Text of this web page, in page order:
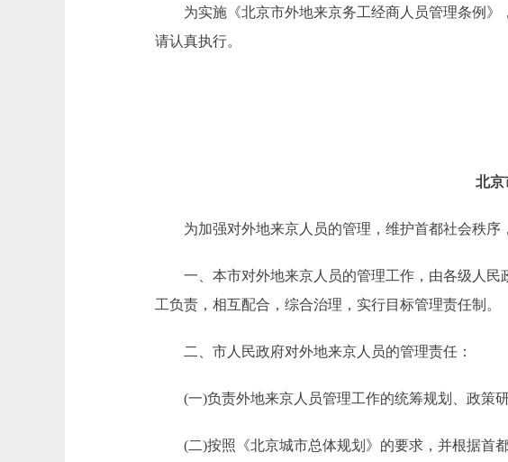
为实施《北京市外地来京务工经商人员管理条例》
请认真执行。
北京
为加强对外地来京人员的管理，维护首都社会秩序
一、本市对外地来京人员的管理工作，由各级人民
工负责，相互配合，综合治理，实行目标管理责任制。
二、市人民政府对外地来京人员的管理责任：
(一)负责外地来京人员管理工作的统筹规划、政策研
(二)按照《北京城市总体规划》的要求，并根据首都